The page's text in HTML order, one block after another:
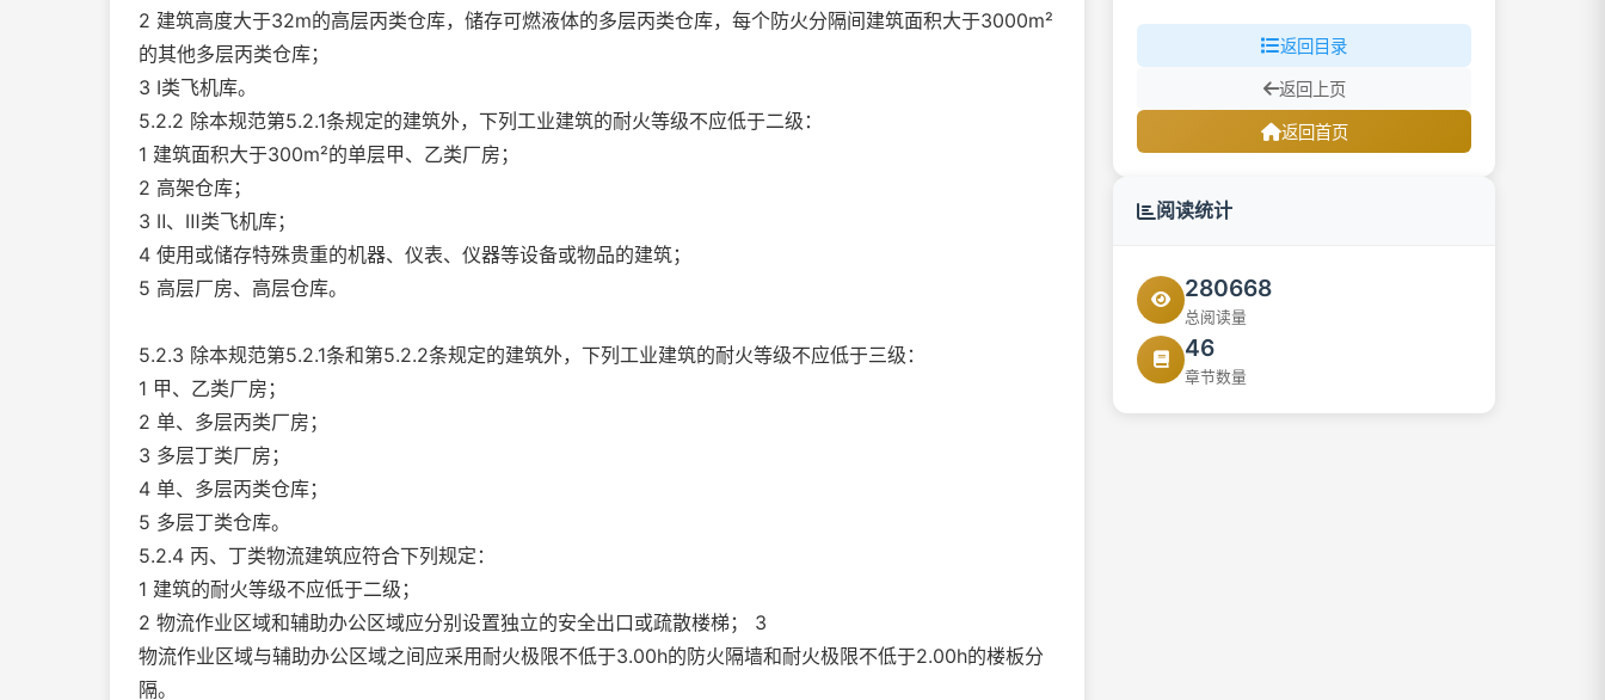
2 建筑高度大于32m的高层丙类仓库，储存可燃液体的多层丙类仓库，每个防火分隔间建筑面积大于3000m²
的其他多层丙类仓库；
3 Ⅰ类飞机库。
5.2.2 除本规范第5.2.1条规定的建筑外，下列工业建筑的耐火等级不应低于二级：
1 建筑面积大于300m²的单层甲、乙类厂房；
2 高架仓库；
3 Ⅱ、Ⅲ类飞机库；
4 使用或储存特殊贵重的机器、仪表、仪器等设备或物品的建筑；
5 高层厂房、高层仓库。
5.2.3 除本规范第5.2.1条和第5.2.2条规定的建筑外，下列工业建筑的耐火等级不应低于三级：
1 甲、乙类厂房；
2 单、多层丙类厂房；
3 多层丁类厂房；
4 单、多层丙类仓库；
5 多层丁类仓库。
5.2.4 丙、丁类物流建筑应符合下列规定：
1 建筑的耐火等级不应低于二级；
2 物流作业区域和辅助办公区域应分别设置独立的安全出口或疏散楼梯； 3
物流作业区域与辅助办公区域之间应采用耐火极限不低于3.00h的防火隔墙和耐火极限不低于2.00h的楼板分
隔。
7 安全疏散与避难设施
7.1 一般规定
7.2 工业建筑
7.4 公共建筑和非住宅类居住建筑
7.5 其他工程
返回目录
返回上页
返回首页
阅读统计
280668
总阅读量
46
章节数量